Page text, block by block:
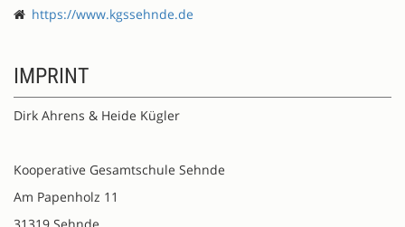
https://www.kgssehnde.de
IMPRINT
Dirk Ahrens & Heide Kügler
Kooperative Gesamtschule Sehnde
Am Papenholz 11